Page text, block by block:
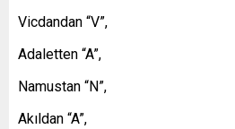
Vicdandan “V”,
Adaletten “A”,
Namustan “N”,
Akıldan “A”,